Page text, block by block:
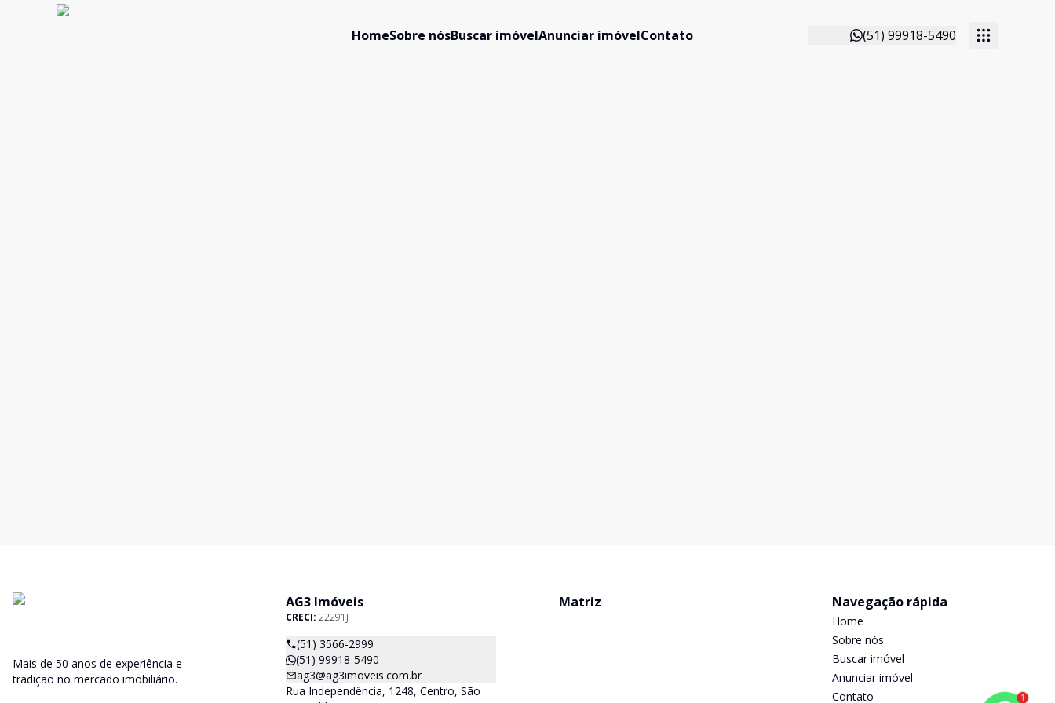
HomeSobre nósBuscar imóvelAnunciar imóvelContato (51) 99918-5490
Mais de 50 anos de experiência e
tradição no mercado imobiliário.
AG3 Imóveis
CRECI: 22291J
(51) 3566-2999
(51) 99918-5490
ag3@ag3imoveis.com.br
Rua Independência, 1248, Centro, São
Matriz Navegação rápida
Home
Sobre nós
Buscar imóvel
Anunciar imóvel
Contato
1